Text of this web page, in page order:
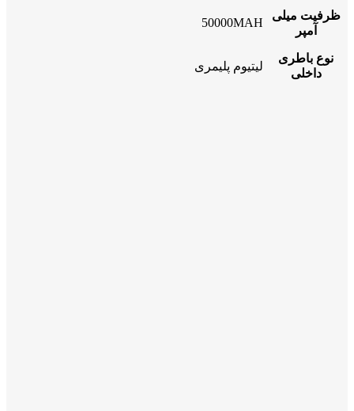
ظرفیت میلی
آمپر
50000MAH
نوع باطری
داخلی
لیتیوم پلیمری